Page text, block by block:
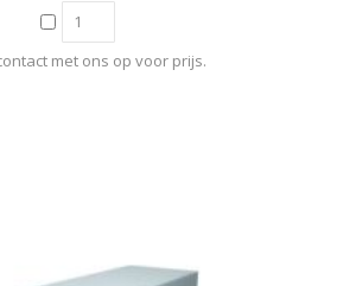
met ons op voor prijs.